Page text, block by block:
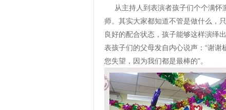
从主持人到表演者孩子们个个满怀
师。其实大家都知道不管是做什么，
良好的配合状态，孩子能够这样演绎
表孩子们的父母发自内心说声：“谢谢
您失望，因为我们都是最棒的”。